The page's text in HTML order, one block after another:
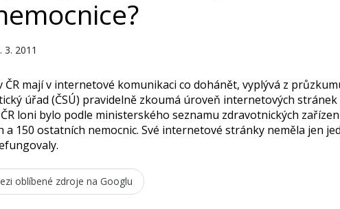
3. 2011
ČR mají v internetové komunikaci co dohánět, vyplývá z
úřad (ČSÚ) pravidelně zkoumá úroveň internetových stránek
ČR loni bylo podle ministerského seznamu zdravotnických
a 150 ostatních nemocnic. Své internetové stránky neměla jen
oblíbené zdroje na Googlu